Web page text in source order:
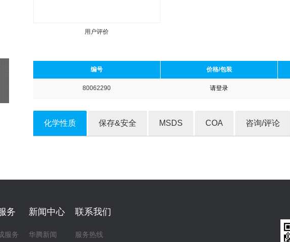
用户评价
编号 价格/包装
80062290 请登录
化学性质 保存&安全 MSDS COA 咨询/评论
务
服务
新闻中心
华腾新闻
联系我们
服务热线